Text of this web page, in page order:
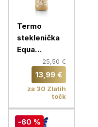
Termo
steklenička
Equa
Timeless,
600 ml,
Fleurs
25,50 €
13,99 €
za 30 Zlatih
točk
-60 %